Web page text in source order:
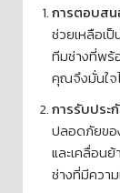
การตอบสน
ช่วยเหลือเ
ทีมช่างที่พร้
คุณจึงมั่นใจ
การรับประ
ปลอดภัยขอ
และเคลื่อน
ช่างที่มีควา